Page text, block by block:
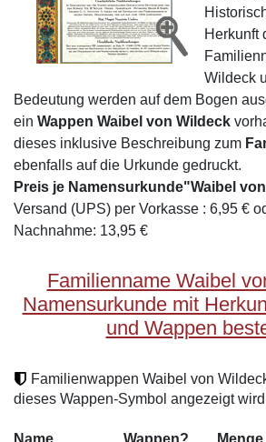
Herkunft
Wildeck
Bedeutung werden auf dem Bogen
ein Wappen Waibel von Wildeck
dieses inklusive Beschreibung zum
ebenfalls auf die Urkunde gedruckt.
Preis je Namensurkunde"Waibel
Versand (UPS) per Vorkasse : 6,95 €
Nachnahme: 13,95 €
Familienname Waibel
Namensurkunde mit
und Wappen
Familienwappen Waibel von
dieses Wappen-Symbol angezeigt